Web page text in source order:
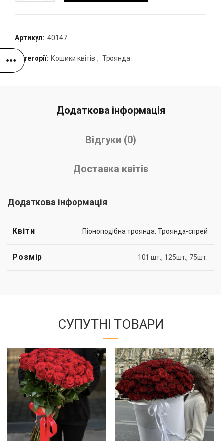
Артикул: 40147
Категорії: Кошики квітів , Троянда
Додаткова інформація
Відгуки (0)
Доставка квітів
Додаткова інформація
Квіти Піоноподібна троянда, Троянда-спрей
Розмір 101 шт., 125шт., 75шт.
СУПУТНІ ТОВАРИ